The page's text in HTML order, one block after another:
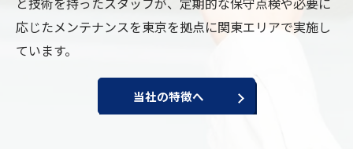
応じたメンテナンスを東京を拠点に関東エリアで実施し
ています。
当社の特徴へ